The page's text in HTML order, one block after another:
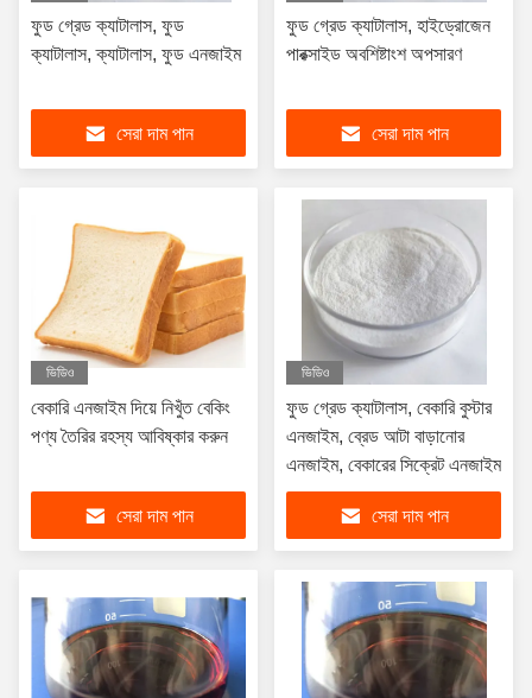
ফুড গ্রেড ক্যাটালাস, ফুড
ক্যাটালাস, ক্যাটালাস, ফুড এনজাইম
সেরা দাম পান
ফুড গ্রেড ক্যাটালাস, হাইড্রোজেন
পারক্সাইড অবশিষ্টাংশ অপসারণ
সেরা দাম পান
ভিডিও
বেকারি এনজাইম দিয়ে নিখুঁত বেকিং
পণ্য তৈরির রহস্য আবিষ্কার করুন
সেরা দাম পান
ভিডিও
ফুড গ্রেড ক্যাটালাস, বেকারি বুস্টার
এনজাইম, ব্রেড আটা বাড়ানোর
এনজাইম, বেকারের সিক্রেট এনজাইম
সেরা দাম পান